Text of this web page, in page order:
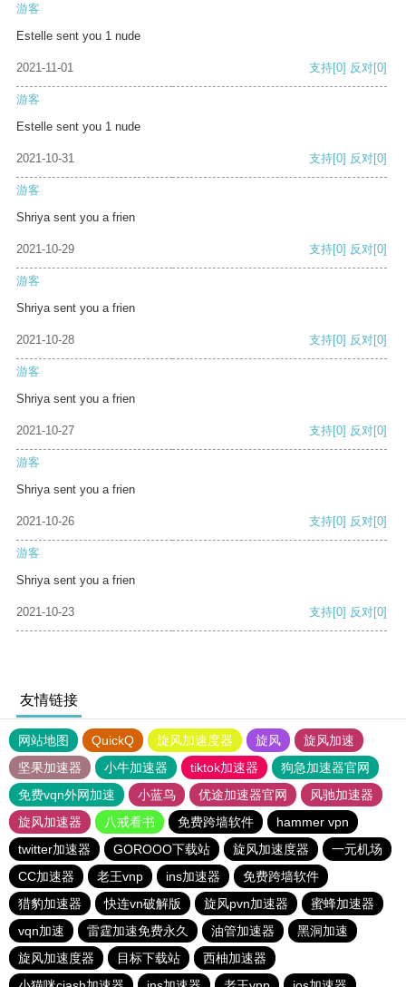
游客
Estelle sent you 1 nude
2021-11-01 支持[0] 反对[0]
游客
Estelle sent you 1 nude
2021-10-31 支持[0] 反对[0]
游客
Shriya sent you a frien
2021-10-29 支持[0] 反对[0]
游客
Shriya sent you a frien
2021-10-28 支持[0] 反对[0]
游客
Shriya sent you a frien
2021-10-27 支持[0] 反对[0]
游客
Shriya sent you a frien
2021-10-26 支持[0] 反对[0]
游客
Shriya sent you a frien
2021-10-23 支持[0] 反对[0]
友情链接
网站地图 QuickQ 旋风加速度器 旋风
旋风加速
坚果加速器
小牛加速器 tiktok加速器
狗急加速器官网
免费vqn外网加速
小蓝鸟 优途加速器官网
风驰加速器
旋风加速器
八戒看书 免费跨墙软件
hammer vpn
twitter加速器
GOROOO下载站 旋风加速度器
一元机场
CC加速器
老王vnp ins加速器
免费跨墙软件
猎豹加速器
快连vn破解版 旋风pvn加速器
蜜蜂加速器
vqn加速
雷霆加速免费永久 油管加速器
黑洞加速
旋风加速度器
目标下载站
西柚加速器